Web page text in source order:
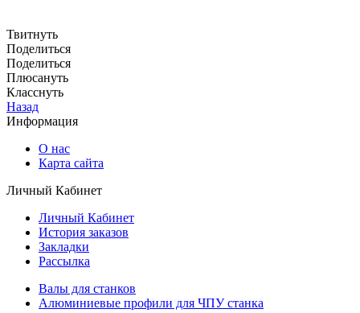
Твитнуть
Поделиться
Поделиться
Плюсануть
Класснуть
Назад
Информация
О нас
Карта сайта
Личный Кабинет
Личный Кабинет
История заказов
Закладки
Рассылка
Валы для станков
Алюминиевые профили для ЧПУ станка